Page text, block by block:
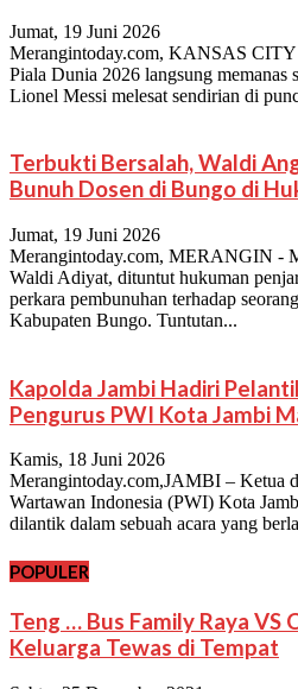
Jumat, 19 Juni 2026
Merangintoday.com, KANSAS CITY
Piala Dunia 2026 langsung memanas
Lionel Messi melesat sendirian di
Terbukti Bersalah, Waldi
Bunuh Dosen di Bungo di
Jumat, 19 Juni 2026
Merangintoday.com, MERANGIN -
Waldi Adiyat, dituntut hukuman
perkara pembunuhan terhadap
Kabupaten Bungo. Tuntutan...
Kapolda Jambi Hadiri
Pengurus PWI Kota Jambi
Kamis, 18 Juni 2026
Merangintoday.com,JAMBI – Ketua
Wartawan Indonesia (PWI) Kota
dilantik dalam sebuah acara yang
POPULER
Teng … Bus Family Raya VS
Keluarga Tewas di Tempat